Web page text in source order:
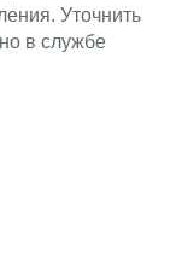
Уточнить
в службе